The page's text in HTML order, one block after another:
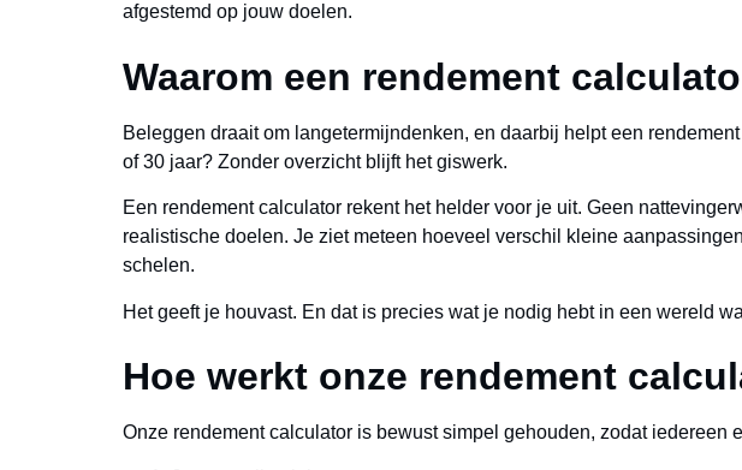
afgestemd op jouw doelen.
Waarom een rendement
Beleggen draait om langetermijndenken, en daarbij helpt een
of 30 jaar? Zonder overzicht blijft het giswerk.
Een rendement calculator rekent het helder voor je uit. Geen
realistische doelen. Je ziet meteen hoeveel verschil kleine
schelen.
Het geeft je houvast. En dat is precies wat je nodig hebt in een wereld
Hoe werkt onze rendement
Onze rendement calculator is bewust simpel gehouden, zodat iedereen